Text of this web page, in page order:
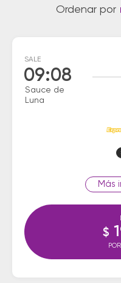
Ordenar por
SALE
09:08
Sauce de
Luna
$